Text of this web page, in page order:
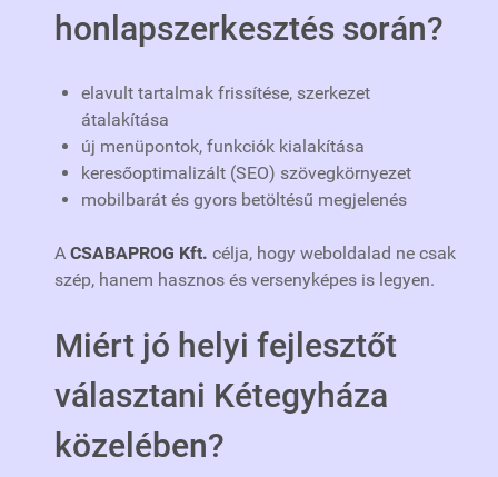
honlapszerkesztés során?
elavult tartalmak frissítése, szerkezet
átalakítása
új menüpontok, funkciók kialakítása
keresőoptimalizált (SEO) szövegkörnyezet
mobilbarát és gyors betöltésű megjelenés
A CSABAPROG Kft. célja, hogy weboldalad ne csak
szép, hanem hasznos és versenyképes is legyen.
Miért jó helyi fejlesztőt
választani Kétegyháza
közelében?